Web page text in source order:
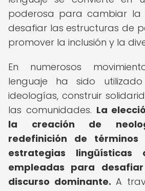
poderosa para cambiar la
desafiar las estructuras de
promover la inclusión y la
En numerosos
lenguaje ha sido
ideologías, construir
las comunidades. La
la creación de
redefinición de términos
estrategias
empleadas para
discurso dominante. A